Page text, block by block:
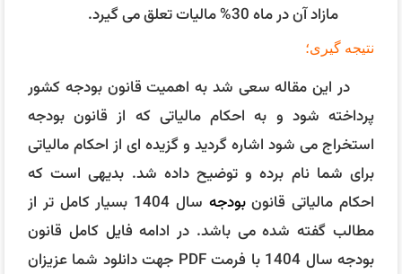
مازاد آن در ماه 30% مالیات تعلق می گیرد.
نتیجه گیری؛
در این مقاله سعی شد به اهمیت قانون بودجه کشور
پرداخته شود و به احکام مالیاتی که از قانون بودجه
استخراج می شود اشاره گردید و گزیده ای از احکام مالیاتی
برای شما نام برده و توضیح داده شد. بدیهی است که
احکام مالیاتی قانون بودجه
سال 1404 بسیار کامل تر از
مطالب گفته شده می باشد. در ادامه فایل کامل قانون
بودجه سال 1404 با فرمت PDF جهت دانلود شما عزیزان